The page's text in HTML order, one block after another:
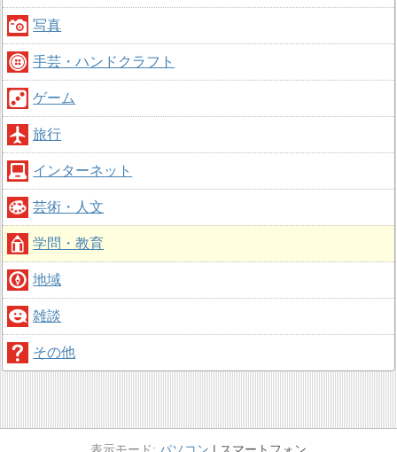
写真
手芸・ハンドクラフト
ゲーム
旅行
インターネット
芸術・人文
学問・教育
地域
雑談
その他